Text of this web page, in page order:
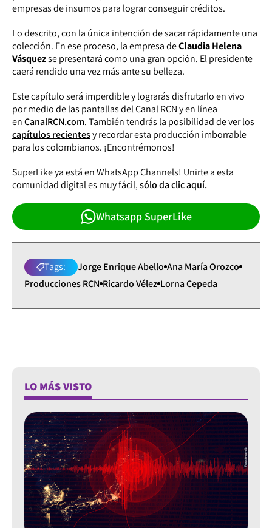
empresas de insumos para lograr conseguir créditos.
Lo descrito, con la única intención de sacar rápidamente una
colección. En ese proceso, la empresa deClaudia Helena
Vásquezse presentará como una gran opción. El presidente
caerá rendido una vez más ante su belleza.
Este capítulo será imperdible y lograrás disfrutarlo en vivo
por medio de las pantallas del Canal RCN y en línea
enCanalRCN.com. También tendrás la posibilidad de ver los
capítulos recientesy recordar esta producción imborrable
para los colombianos. ¡Encontrémonos!
SuperLike ya está en WhatsApp Channels! Unirte a esta
comunidad digital es muy fácil,sólo da clic aquí.
Whatsapp SuperLike
Tags: Jorge Enrique Abello Ana María Orozco
Producciones RCN Ricardo Vélez Lorna Cepeda
LO MÁS VISTO